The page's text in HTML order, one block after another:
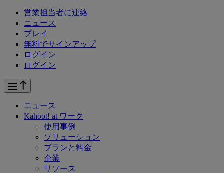
営業担当者に連絡
ニュース
プレイ
無料でサインアップ
ログイン
ログイン
ニュース
Kahoot! at ワーク
使用事例
ソリューション
プランと料金
企業
リソース